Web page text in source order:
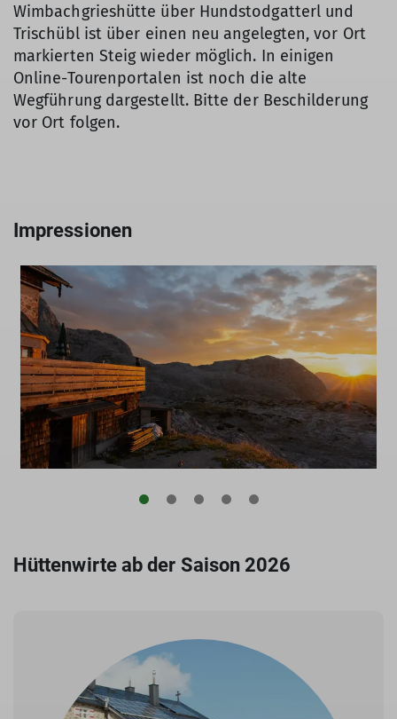
Wimbachgrieshütte über Hundstodgatterl und
Trischübl ist über einen neu angelegten, vor Ort
markierten Steig wieder möglich. In einigen
Online-Tourenportalen ist noch die alte
Wegführung dargestellt. Bitte der Beschilderung
vor Ort folgen.
Impressionen
Hüttenwirte ab der Saison 2026